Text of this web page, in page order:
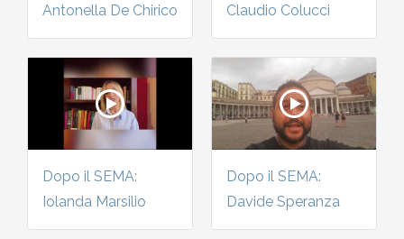
Antonella De Chirico
Claudio Colucci
Dopo il SEMA:
Iolanda Marsilio
Dopo il SEMA:
Davide Speranza
Dal 1993 al 2000